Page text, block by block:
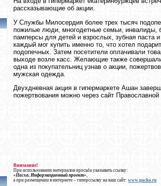
рассказывающие об акции.
У Службы Милосердия более трех тысяч
пожилые люди, многодетные семьи, инвалиды,
памперсы для детей и взрослых, зубная паста
каждый мог купить именно то, что хотел
подопечных. Затем посетители оплачивали
выходе возле касс. Желающие также
одна из покупательниц узнав о акции,
мужская одежда.
Двухдневная акция в гипермаркете Ашан
пожертвования можно через сайт
Внимание!
При использовании материалов просьба указывать ссылку:
«Пасха. Информационный проект»,
а при размещении в интернете – гиперссылку на наш сайт: www.packa.ru